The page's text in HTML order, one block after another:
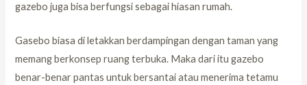
gazebo juga bisa berfungsi sebagai hiasan rumah.
Gasebo biasa di letakkan berdampingan dengan taman yang
memang berkonsep ruang terbuka. Maka dari itu gazebo
benar-benar pantas untuk bersantai atau menerima tetamu